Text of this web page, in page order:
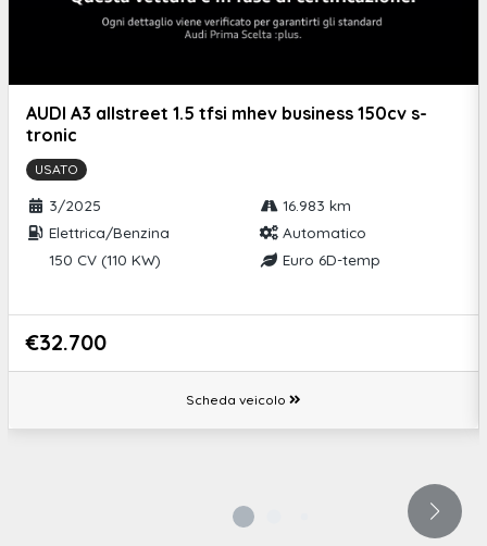
Drl led (profilo superiore e inserto centrale tra i proiettori
Caricatore dc fino a 40 kw
Cavo di ricarica mode 2 con presa domestica
Proiettori anteriori full-led iq.light performance con indicatori di
direzione a
Dispositivo antiavviamento elettronico
Illuminazione vano bagagli
AUDI A3 allstreet 1.5 tfsi mhev business 150cv s-
tronic
USATO
3/2025
16.983 km
Elettrica/Benzina
Automatico
150 CV (110 KW)
Euro 6D-temp
€32.700
Scheda veicolo